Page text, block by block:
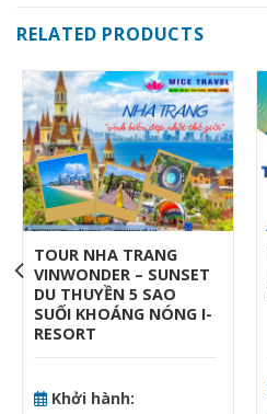
RELATED PRODUCTS
TOUR NHA TRANG
VINWONDER – SUNSET
DU THUYỀN 5 SAO
SUỐI KHOÁNG NÓNG I-
RESORT
Khởi hành: